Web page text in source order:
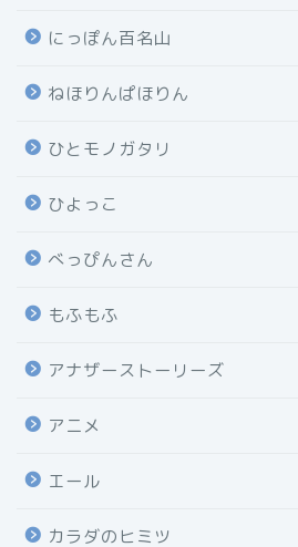
にっぽん百名山
ねほりんぱほりん
ひとモノガタリ
ひよっこ
べっぴんさん
もふもふ
アナザーストーリーズ
アニメ
エール
カラダのヒミツ